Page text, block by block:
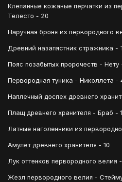
Клепанные кожаные перчатки из
Телесто - 20
Наручная броня из первородного
Древний назапястник стражника
Пояс позабытых пророчеств - Нету
Первородная туника - Николлета -
Наплечный доспех древнего
Плащ древнего хранителя - Браб -
Латные наголенники из
Амулет древнего хранителя - 10
Лук оттенков первородного велия
Жезл первородного велия -